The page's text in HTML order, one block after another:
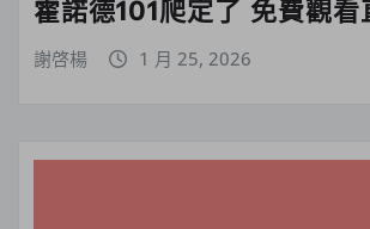
霍諾德101爬定了 免費觀看
謝啓楊 1 月 25, 2026